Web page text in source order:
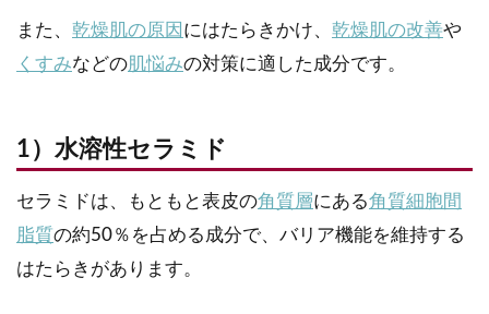
また、 乾燥肌の原因 にはたらきかけ、 乾燥肌の改善や
くすみなどの肌悩みの対策に適した成分です。
1）水溶性セラミド
セラミドは、もともと表皮の角質層にある角質細胞間
脂質の約50％を占める成分で、バリア機能を維持する
はたらきがあります。